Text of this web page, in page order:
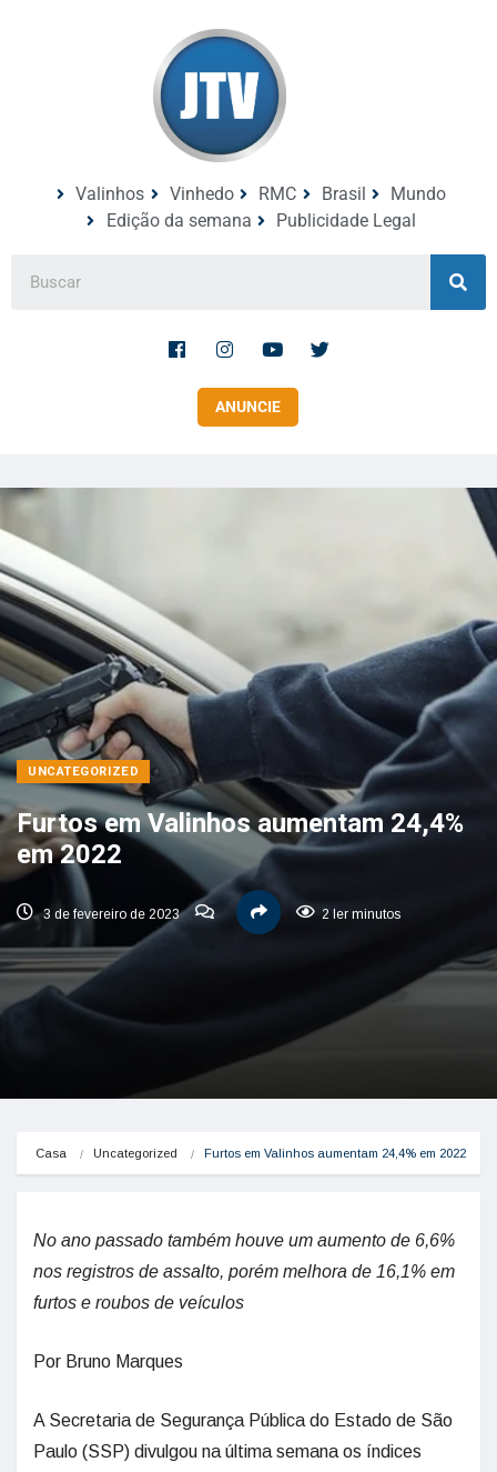
Valinhos Vinhedo RMC Brasil
Mundo
Edição da semana
Publicidade Legal
ANUNCIE
UNCATEGORIZED
Furtos em Valinhos aumentam 24,4%
em 2022
3 de fevereiro de 2023 2 ler minutos
Casa Uncategorized Furtos em Valinhos aumentam 24,4% em 2022
No ano passado também houve um aumento de 6,6%
nos registros de assalto, porém melhora de 16,1% em
furtos e roubos de veículos
Por Bruno Marques
A Secretaria de Segurança Pública do Estado de São
Paulo (SSP) divulgou na última semana os índices